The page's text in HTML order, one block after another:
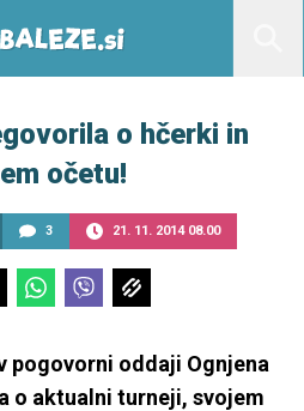
o hčerki in
očetu!
3 21. 11. 2014 08.00
pogovorni oddaji Ognjena
o aktualni turneji, svojem